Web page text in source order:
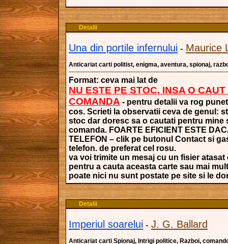
Detalii
Una din portile infernului - Maurice
Anticariat carti politist, enigma, aventura, spionaj,
Format: ceva mai lat de
NU ESTE PE STOC, INSA O
COMANDA - pentru detalii va rog
cos. Scrieti la observatii ceva de genul:
stoc dar doresc sa o cautati pentru mine
comanda. FOARTE EFICIENT ESTE
TELEFON – clik pe butonul Contact si
telefon. de preferat cel rosu.
va voi trimite un mesaj cu un fisier
pentru a cauta aceasta carte sau mai
poate nici nu sunt postate pe site si le
Detalii
Imperiul soarelui - J. G. Ballard
Anticariat carti Spionaj, Intrigi politice, Razboi,